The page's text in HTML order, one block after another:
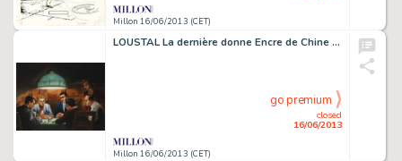
Millon 16/06/2013 (CET)
LOUSTAL La dernière donne Encre de Chine et gouache pour ce dessin exceptionnel
Millon 16/06/2013 (CET)
closed
16/06/2013
go premium